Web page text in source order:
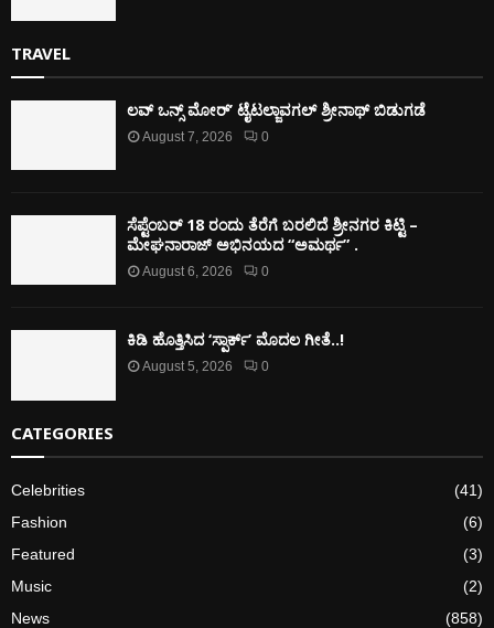
TRAVEL
ಲವ್ ಒನ್ಸ್ ಮೋರ್’ ಟೈಟಲ್ಜಾವಗಲ್ ಶ್ರೀನಾಥ್ ಬಿಡುಗಡೆ
August 7, 2026 0
ಸೆಪ್ಟೆಂಬರ್ 18 ರಂದು ತೆರೆಗೆ ಬರಲಿದೆ ಶ್ರೀನಗರ ಕಿಟ್ಟಿ –
ಮೇಘನಾರಾಜ್ ಅಭಿನಯದ “ಅಮರ್ಥ” .
August 6, 2026 0
ಕಿಡಿ‌‌ ಹೊತ್ತಿಸಿದ ‘ಸ್ಪಾರ್ಕ್’ ಮೊದಲ‌ ಗೀತೆ..!
August 5, 2026 0
CATEGORIES
Celebrities
(41)
Fashion
(6)
Featured
(3)
Music
(2)
News
(858)